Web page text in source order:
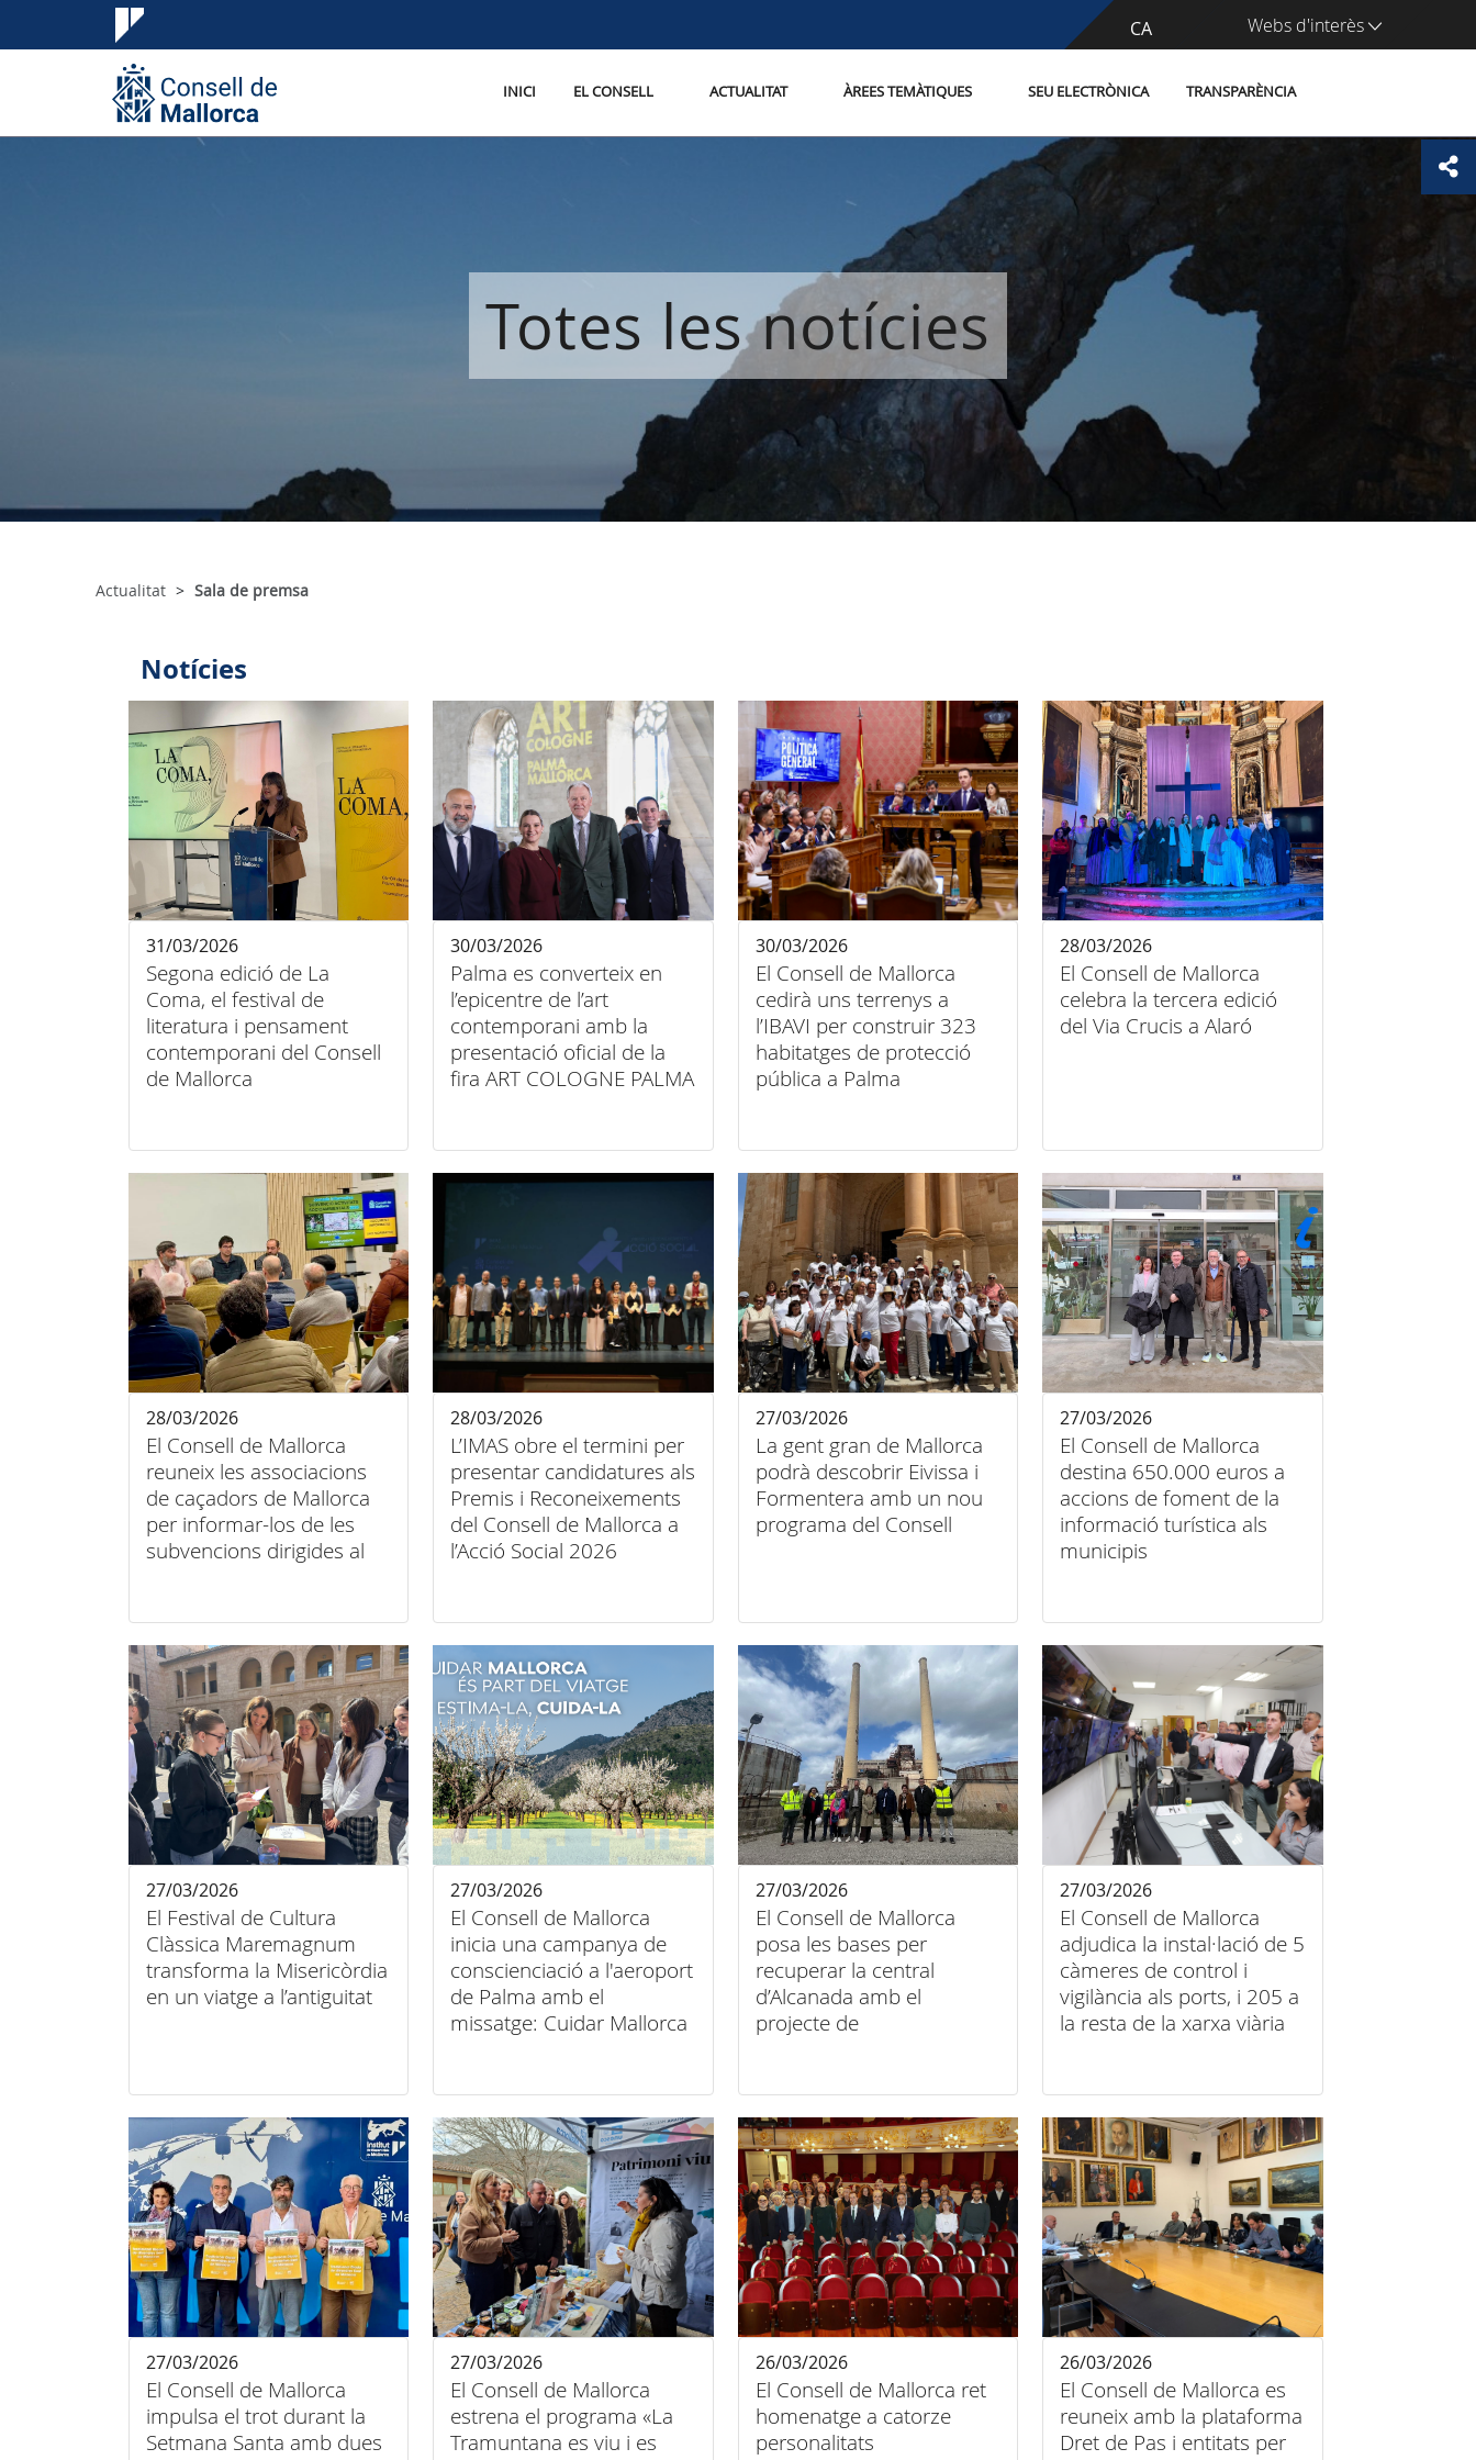
CA
ES Webs d'interès
INICI EL CONSELL ACTUALITAT ÀREES TEMÀTIQUES SEU ELECTRÒNICA TRANSPARÈNCIA
Totes les notícies
Actualitat Sala de premsa
Notícies
Segona edició de La
Coma, el festival de
literatura i pensament
contemporani del Consell
de Mallorca
31/03/2026
Palma es converteix en
l’epicentre de l’art
contemporani amb la
presentació oficial de la
fira ART COLOGNE PALMA
30/03/2026
El Consell de Mallorca
cedirà uns terrenys a
l’IBAVI per construir 323
habitatges de protecció
pública a Palma
30/03/2026
El Consell de Mallorca
celebra la tercera edició
del Via Crucis a Alaró
28/03/2026
El Consell de Mallorca
reuneix les associacions
de caçadors de Mallorca
per informar-los de les
subvencions dirigides al
28/03/2026
L’IMAS obre el termini per
presentar candidatures als
Premis i Reconeixements
del Consell de Mallorca a
l’Acció Social 2026
28/03/2026
La gent gran de Mallorca
podrà descobrir Eivissa i
Formentera amb un nou
programa del Consell
27/03/2026
El Consell de Mallorca
destina 650.000 euros a
accions de foment de la
informació turística als
municipis
27/03/2026
El Festival de Cultura
Clàssica Maremagnum
transforma la Misericòrdia
en un viatge a l’antiguitat
27/03/2026
El Consell de Mallorca
inicia una campanya de
conscienciació a l'aeroport
de Palma amb el
missatge: Cuidar Mallorca
27/03/2026
El Consell de Mallorca
posa les bases per
recuperar la central
d’Alcanada amb el
projecte de
27/03/2026
El Consell de Mallorca
adjudica la instal·lació de 5
càmeres de control i
vigilància als ports, i 205 a
la resta de la xarxa viària
27/03/2026
El Consell de Mallorca
impulsa el trot durant la
Setmana Santa amb dues
27/03/2026
El Consell de Mallorca
estrena el programa «La
Tramuntana es viu i es
27/03/2026
El Consell de Mallorca ret
homenatge a catorze
personalitats
26/03/2026
El Consell de Mallorca es
reuneix amb la plataforma
Dret de Pas i entitats per
26/03/2026